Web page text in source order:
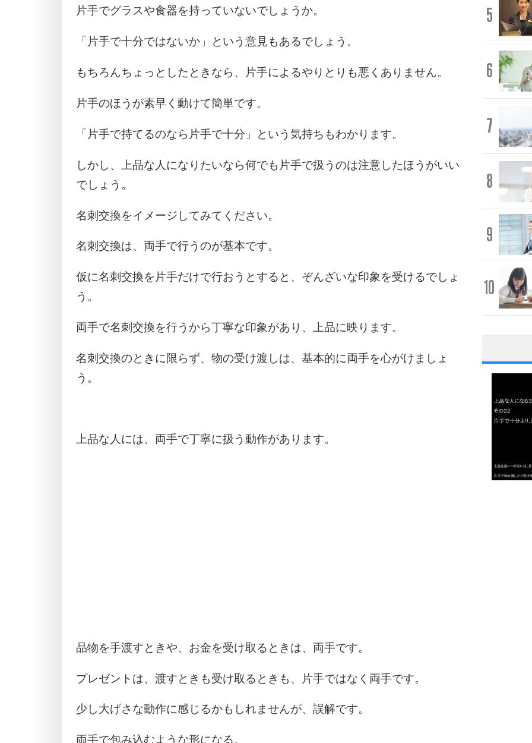
片手でグラスや食器を持っていないでしょうか。
「片手で十分ではないか」という意見もあるでしょう。
もちろんちょっとしたときなら、片手によるやりとりも悪くありません。
片手のほうが素早く動けて簡単です。
「片手で持てるのなら片手で十分」という気持ちもわかります。
しかし、上品な人になりたいなら何でも片手で扱うのは注意したほうがいい
でしょう。
名刺交換をイメージしてみてください。
名刺交換は、両手で行うのが基本です。
仮に名刺交換を片手だけで行おうとすると、ぞんざいな印象を受けるでしょ
う。
両手で名刺交換を行うから丁寧な印象があり、上品に映ります。
名刺交換のときに限らず、物の受け渡しは、基本的に両手を心がけましょ
う。
上品な人には、両手で丁寧に扱う動作があります。
品物を手渡すときや、お金を受け取るときは、両手です。
プレゼントは、渡すときも受け取るときも、片手ではなく両手です。
少し大げさな動作に感じるかもしれませんが、誤解です。
両手で包み込むような形になる。
5
6
7
8
9
10
1
3